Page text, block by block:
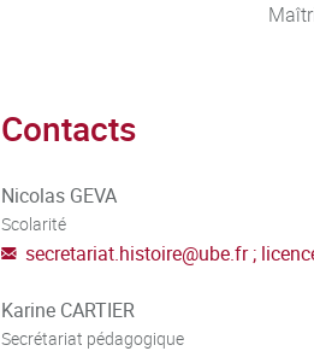
Contacts
Nicolas GEVA
Scolarité
secretariat.histoire@ube.fr ;
Karine CARTIER
Secrétariat pédagogique